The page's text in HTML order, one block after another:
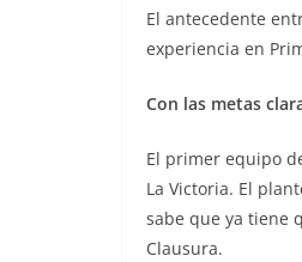
El antecedente
experiencia en
Con las metas
El primer equipo
La Victoria. El
sabe que ya tiene
Clausura.